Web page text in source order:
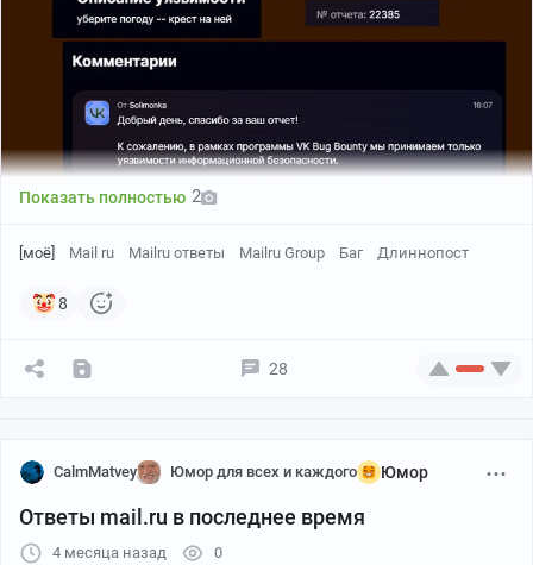
Задолбала меня погода. 1deg туда, -1deg сюда.
Большинство живет в городах. Погода важна весной, в
Показать полностью 2
[моё] Mail ru Mailru ответы Mailru Group Баг Длиннопост
8
28
CalmMatvey Юмор для всех и каждого Юмор
Ответы mail.ru в последнее время
4 месяца назад 0